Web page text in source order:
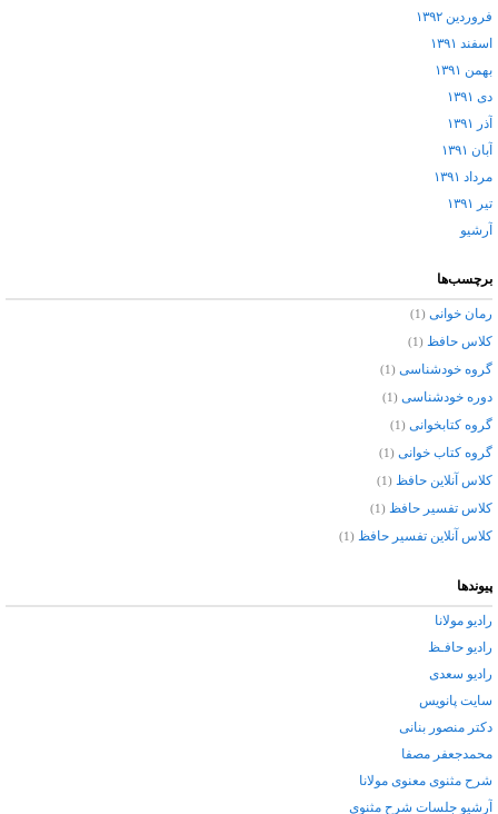
فروردین ۱۳۹۲
اسفند ۱۳۹۱
بهمن ۱۳۹۱
دی ۱۳۹۱
آذر ۱۳۹۱
آبان ۱۳۹۱
مرداد ۱۳۹۱
تیر ۱۳۹۱
آرشيو
برچسب‌ها
رمان خوانی (1)
کلاس حافظ (1)
گروه خودشناسی (1)
دوره خودشناسی (1)
گروه کتابخوانی (1)
گروه کتاب خوانی (1)
کلاس آنلاین حافظ (1)
کلاس تفسیر حافظ (1)
کلاس آنلاین تفسیر حافظ (1)
پیوندها
رادیو مولانا
رادیو حافـظ
رادیو سعدی
سایت پانویس
دکتر منصور بنانی
محمدجعفر مصفا
شرح مثنوی معنوی مولانا
آرشيو جلسات شرح مثنوی